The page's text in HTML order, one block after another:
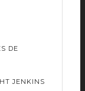
DE
JENKINS